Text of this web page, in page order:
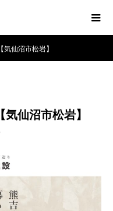
仙沼市松岩】
仙沼市松岩】